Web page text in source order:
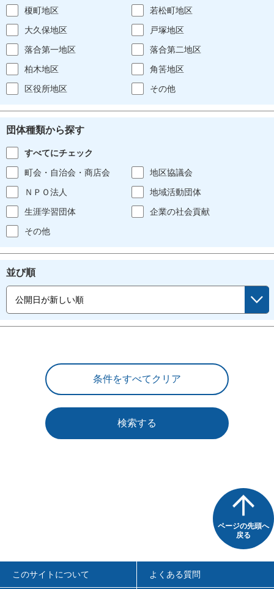
榎町地区
若松町地区
大久保地区
戸塚地区
落合第一地区
落合第二地区
柏木地区
角筈地区
区役所地区
その他
団体種類から探す
すべてにチェック
町会・自治会・商店会
地区協議会
ＮＰＯ法人
地域活動団体
生涯学習団体
企業の社会貢献
その他
並び順
検索する
ページの先頭へ
戻る
このサイトについて よくある質問